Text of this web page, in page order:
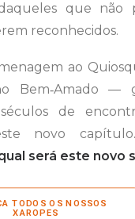
que não
reconhecidos.
ao
Bem‑Amado —
de
novo
será este novo
TODOS OS NOSSOS
XAROPES